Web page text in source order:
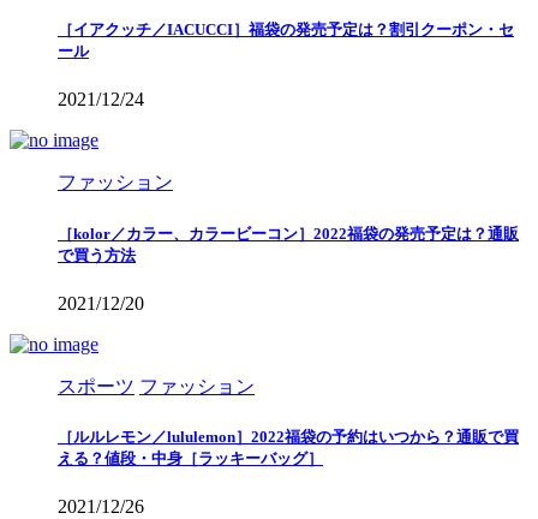
［イアクッチ／IACUCCI］福袋の発売予定は？割引クーポン・セ
ール
2021/12/24
ファッション
［kolor／カラー、カラービーコン］2022福袋の発売予定は？通販
で買う方法
2021/12/20
スポーツ ファッション
［ルルレモン／lululemon］2022福袋の予約はいつから？通販で買
える？値段・中身［ラッキーバッグ］
2021/12/26